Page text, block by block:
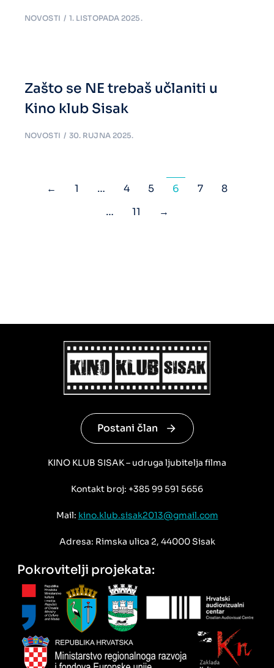
NOVOSTI 1. LISTOPADA 2025.
Zašto se NE trebaš učlaniti u
Kino klub Sisak
NOVOSTI 30. RUJNA 2025.
← 1 … 4 5 6 7
8
…
11 →
Postani član
KINO KLUB SISAK – udruga ljubitelja filma
Kontakt broj: +385 99 591 5656
Mail: kino.klub.sisak2013@gmail.com
Adresa: Rimska ulica 2, 44000 Sisak
Pokrovitelji projekata: